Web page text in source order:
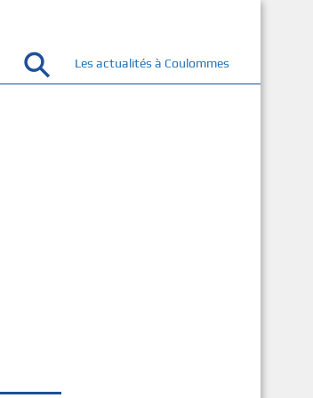
Les actualités à Coulommes